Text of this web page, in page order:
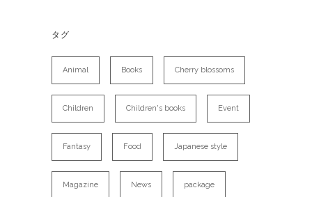
タグ
Animal Books Cherry blossoms
Children Children's books Event
Fantasy Food Japanese style
Magazine News package